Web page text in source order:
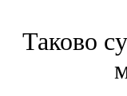
Таково